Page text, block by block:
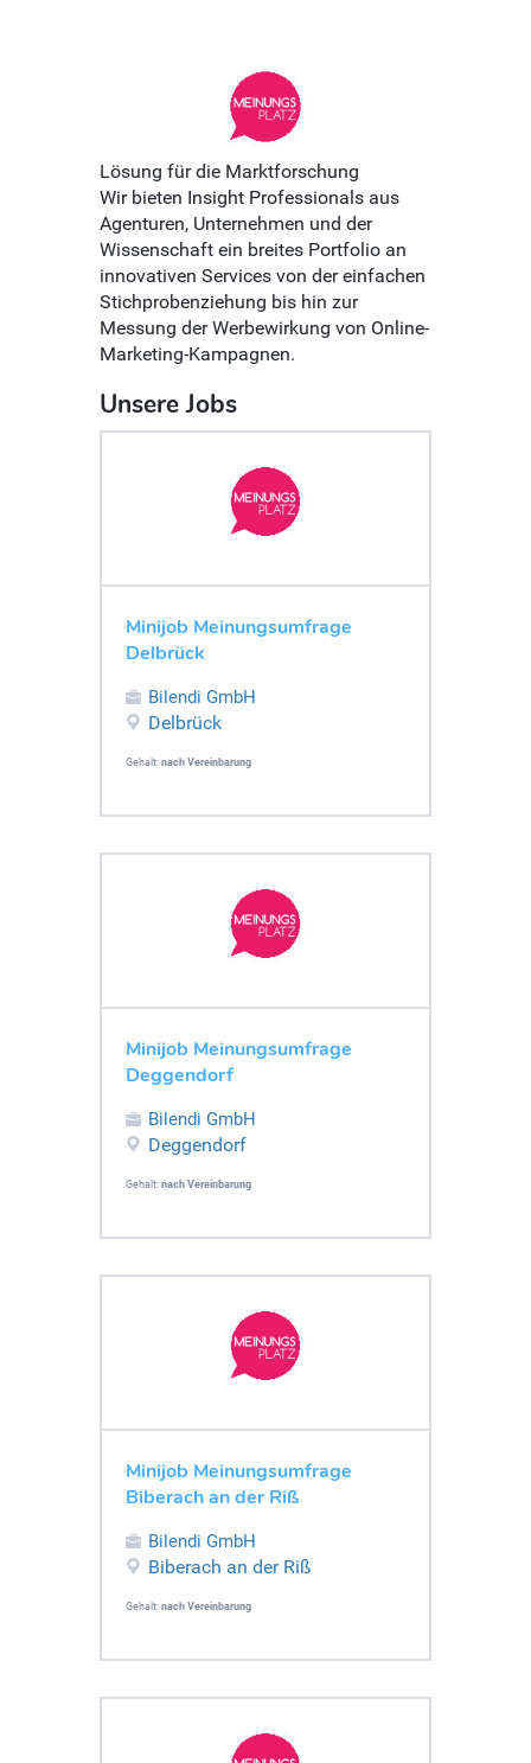
Lösung für die Marktforschung
Wir bieten Insight Professionals aus
Agenturen, Unternehmen und der
Wissenschaft ein breites Portfolio an
innovativen Services von der einfachen
Stichprobenziehung bis hin zur
Messung der Werbewirkung von Online-
Marketing-Kampagnen.
Unsere Jobs
Minijob Meinungsumfrage
Delbrück
Bilendi GmbH
Delbrück
Gehalt: nach Vereinbarung
Minijob Meinungsumfrage
Deggendorf
Bilendi GmbH
Deggendorf
Gehalt: nach Vereinbarung
Minijob Meinungsumfrage
Biberach an der Riß
Bilendi GmbH
Biberach an der Riß
Gehalt: nach Vereinbarung